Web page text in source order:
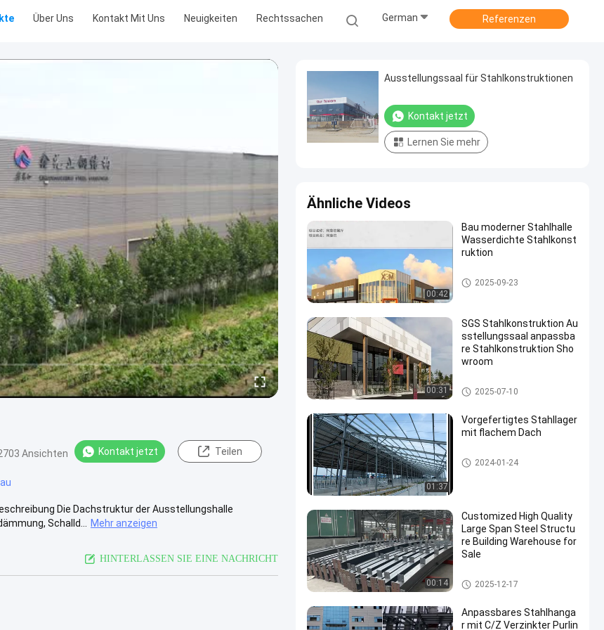
Über Uns Kontakt Mit Uns Neuigkeiten Rechtssachen German Referenzen
Ansichten Kontakt jetzt Teilen
Die Dachstruktur der Ausstellungshalle
Schalld...
Mehr anzeigen
HINTERLASSEN SIE EINE NACHRICHT
Ausstellungssaal für Stahlkonstruktionen
Kontakt jetzt
Lernen Sie mehr
Ähnliche Videos
00:42
Bau moderner Stahlhalle
Wasserdichte Stahlkonst
ruktion
Ausstellungshalle für Stahlko
nstruktionen
2025-09-23
00:31
SGS Stahlkonstruktion Au
sstellungssaal anpassba
re Stahlkonstruktion Sho
wroom
Ausstellungshalle für Stahlko
nstruktionen
2025-07-10
01:37
Vorgefertigtes Stahllager
mit flachem Dach
Ausstellungshalle für Stahlko
nstruktionen
2024-01-24
00:14
Customized High Quality
Large Span Steel Structu
re Building Warehouse for
Sale
Stahlkonstruktionslager
2025-12-17
Anpassbares Stahlhanga
r mit C/Z Verzinkter Purlin